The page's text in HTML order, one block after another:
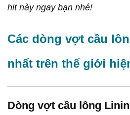
Tại sao bạn nên chọn
Tổng kết
hit này ngay bạn nhé!
Các dòng vợt cầu
nhất trên thế giới
Dòng vợt cầu lông